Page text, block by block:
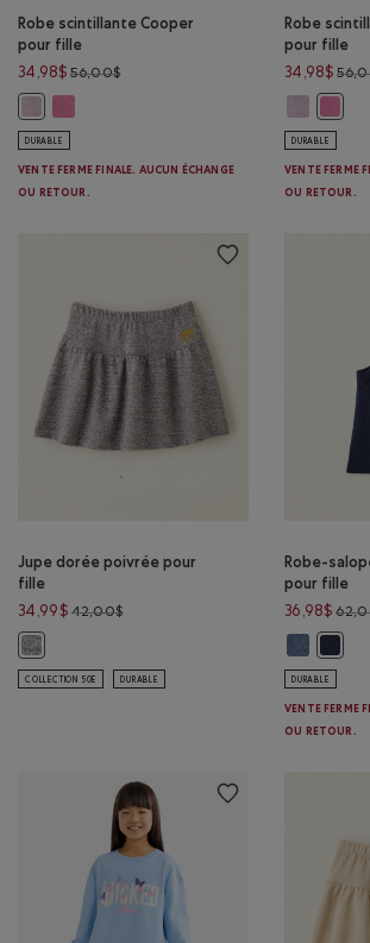
Robe scintillante Cooper
pour fille
34,98$ 56,00$Prix réduit de 56,00$ à 34,98$
Robe scintillante Cooper pour fille: MÉLANGE
DURABLE
VENTE FERME FINALE. AUCUN ÉCHANGE
OU RETOUR.
Robe
pour fille
34,98$
Robe
DURABLE
VENTE FERME
OU RETOUR.
Jupe dorée poivrée pour
fille
34,99$ 42,00$Prix réduit de 42,00$ à 34,99$
Jupe dorée poivrée pour fille: SEL ET POIVRE
COLLECTION 50E DURABLE
Robe-
pour fille
36,98$
DURABLE
VENTE FERME
OU RETOUR.